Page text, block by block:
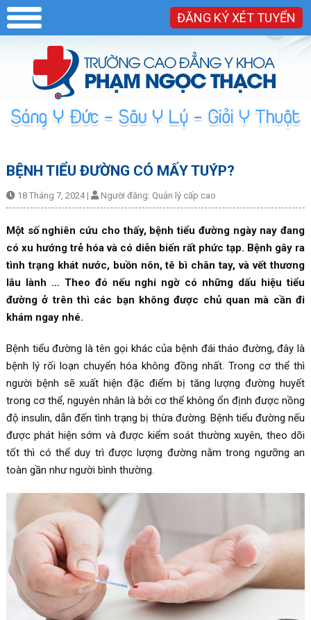
ĐĂNG KÝ XÉT TUYỂN
BỆNH TIỂU ĐƯỜNG CÓ MẤY TUÝP?
18 Tháng 7, 2024 | Người đăng: Quản lý cấp cao
Một số nghiên cứu cho thấy, bệnh tiểu đường ngày nay đang
có xu hướng trẻ hóa và có diễn biến rất phức tạp. Bệnh gây ra
tình trạng khát nước, buồn nôn, tê bì chân tay, và vết thương
lâu lành … Theo đó nếu nghi ngờ có những dấu hiệu tiểu
đường ở trên thì các bạn không được chủ quan mà cần đi
khám ngay nhé.
Bệnh tiểu đường là tên gọi khác của bệnh đái tháo đường, đây là
bệnh lý rối loạn chuyển hóa không đồng nhất. Trong cơ thể thì
người bệnh sẽ xuất hiện đặc điểm bị tăng lượng đường huyết
trong cơ thể, nguyên nhân là bởi cơ thể không ổn định được nồng
độ insulin, dẫn đến tình trạng bị thừa đường. Bệnh tiểu đường nếu
được phát hiện sớm và được kiểm soát thường xuyên, theo dõi
tốt thì có thể duy trì được lượng đường nằm trong ngưỡng an
toàn gần như người bình thường.